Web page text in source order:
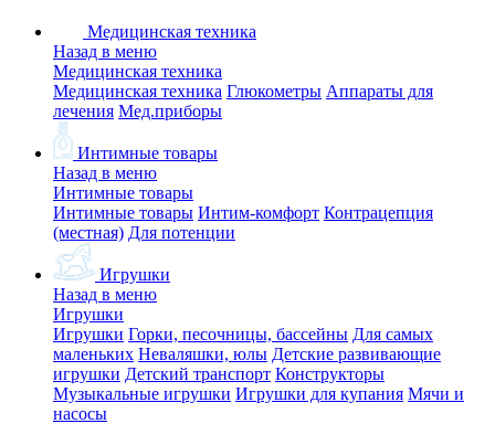
Медицинская техника
Назад в меню
Медицинская техника
Медицинская техника Глюкометры Аппараты для
лечения Мед.приборы
Интимные товары
Назад в меню
Интимные товары
Интимные товары Интим-комфорт Контрацепция
(местная) Для потенции
Игрушки
Назад в меню
Игрушки
Игрушки Горки, песочницы, бассейны Для самых
маленьких Неваляшки, юлы Детские развивающие
игрушки Детский транспорт Конструкторы
Музыкальные игрушки Игрушки для купания Мячи и
насосы